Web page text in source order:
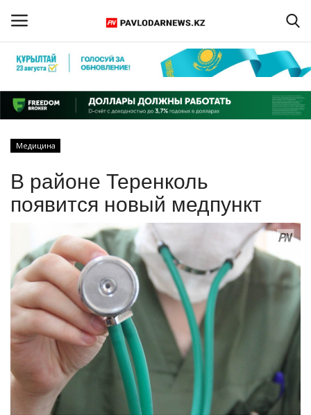
Регистрация
Главная
ПАВЛОДАРСКАЯ ОБЛАСТЬ
МИР
СПЕЦПРОЕКТЫ
СПОРТ
Чек-лист
РАЗВЛЕЧЕНИЯ
Медицина
В районе Теренколь
появится новый медпункт